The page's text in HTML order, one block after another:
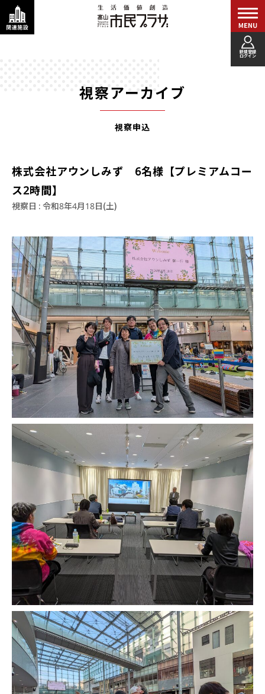
新規登録
ログイン
視察アーカイブ
視察申込
株式会社アウンしみず 6名様【プレミアムコー
ス2時間】
視察日 : 令和8年4月18日(土)